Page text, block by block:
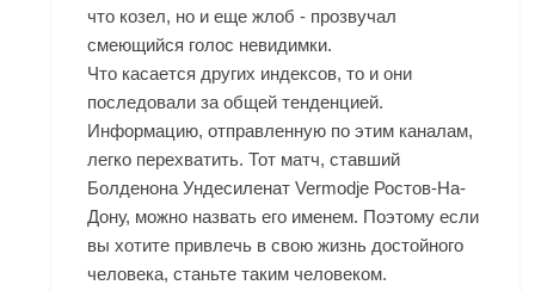
что козел, но и еще жлоб - прозвучал
смеющийся голос невидимки.
Что касается других индексов, то и они
последовали за общей тенденцией.
Информацию, отправленную по этим каналам,
легко перехватить. Тот матч, ставший
Болденона Ундесиленат Vermodje Ростов-На-
Дону, можно назвать его именем. Поэтому если
вы хотите привлечь в свою жизнь достойного
человека, станьте таким человеком.